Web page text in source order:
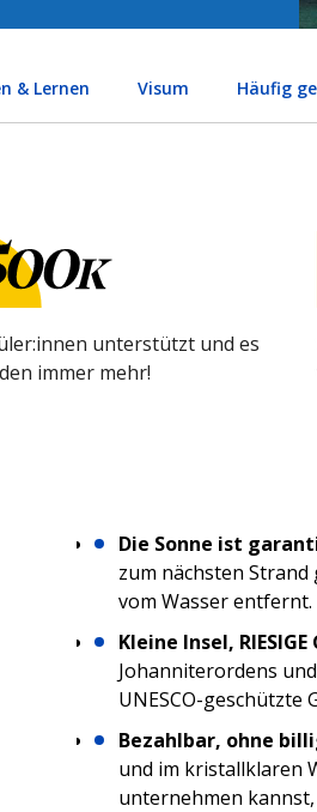
& Lernen Visum Häufig
unterstützt und es
immer mehr!
Die Sonne ist
zum nächsten Strand
vom Wasser
Kleine Insel,
Johanniterordens
UNESCO-geschützte
Bezahlbar, ohne
und im kristallklaren
unternehmen